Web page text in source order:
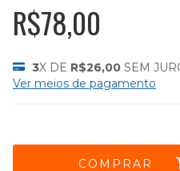
R$78,00
3X DE R$26,00 SEM
Ver meios de pagamento